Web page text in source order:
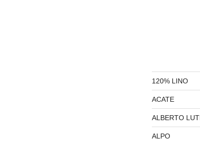
120% LINO
ACATE
ALBERTO
ALPO